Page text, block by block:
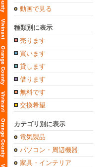
動画で見る
種類別に表示
売ります
買います
貸します
借ります
無料です
交換希望
カテゴリ別に表示
電気製品
パソコン・周辺機器
家具・インテリア